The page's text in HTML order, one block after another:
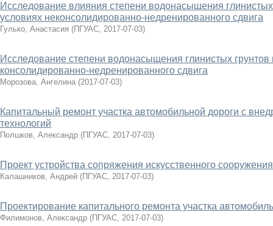
Исследование влияния степени водонасыщения глинистых
условиях неконсолидированно-недренированного сдвига
Гулько, Анастасия (ПГУАС, 2017-07-03)
Исследование степени водонасыщения глинистых грунтов
консолидированно-недренированного сдвига
Морозова, Ангелина (2017-07-03)
Капитальный ремонт участка автомобильной дороги с
технологий
Полшков, Александр (ПГУАС, 2017-07-03)
Проект устройства сопряжения искусственного сооружения
Калашников, Андрей (ПГУАС, 2017-07-03)
Проектирование капитального ремонта участка
Филимонов, Александр (ПГУАС, 2017-07-03)